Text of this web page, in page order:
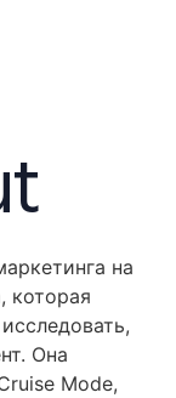
на
которая
Она
Mode,